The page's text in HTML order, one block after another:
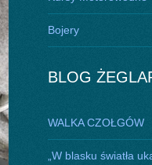
Bojery
BLOG
WALKA CZOŁGÓW
„W blasku światła